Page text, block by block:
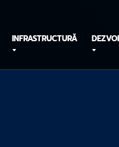
INFRASTRUCTURĂ